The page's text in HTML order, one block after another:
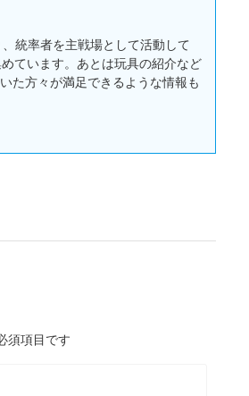
統率者を主戦場として活動して
ています。あとは玩具の紹介など
た方々が満足できるような情報も
須項目です